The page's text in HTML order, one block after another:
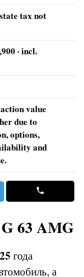
tax not
· incl.
value
due to
options,
and
63 AMG
года
а